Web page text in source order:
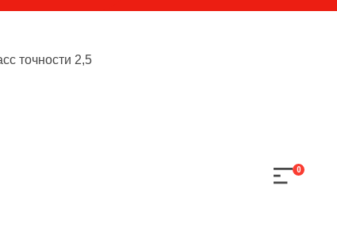
точности 2,5
0